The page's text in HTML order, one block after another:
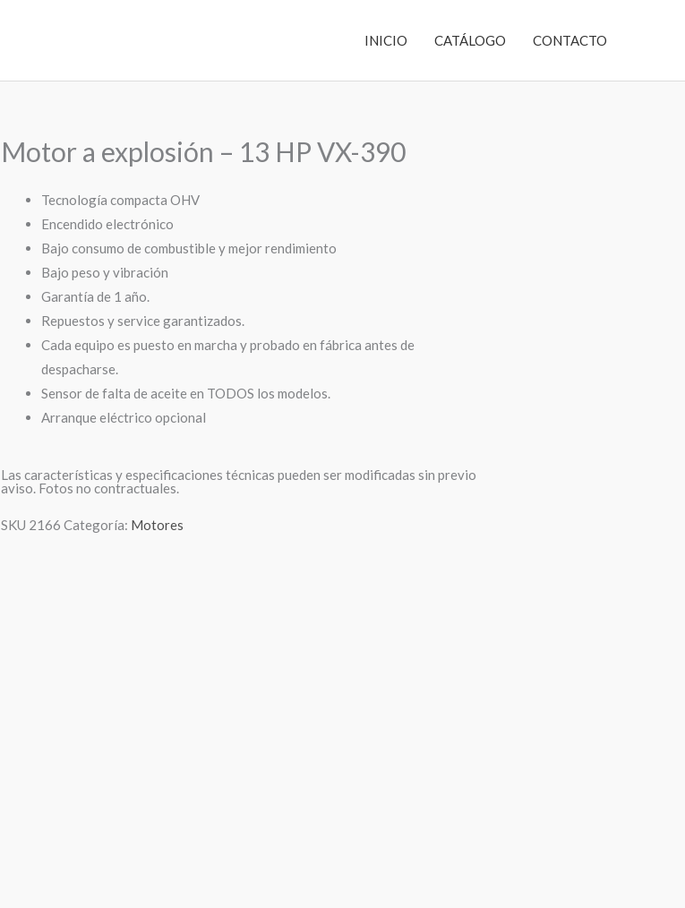
INICIO CATÁLOGO CONTACTO
Motor a explosión – 13 HP VX-390
Tecnología compacta OHV
Encendido electrónico
Bajo consumo de combustible y mejor rendimiento
Bajo peso y vibración
Garantía de 1 año.
Repuestos y service garantizados.
Cada equipo es puesto en marcha y probado en fábrica antes de
despacharse.
Sensor de falta de aceite en TODOS los modelos.
Arranque eléctrico opcional
Las características y especificaciones técnicas pueden ser modificadas sin previo
aviso. Fotos no contractuales.
SKU 2166 Categoría: Motores